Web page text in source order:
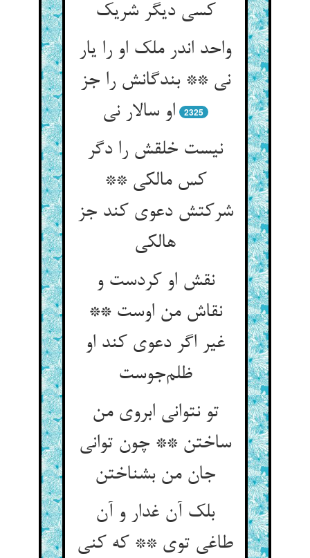
کسی دیگر شریک
واحد اندر ملک او را یار
نی ** بندگانش را جز
او سالار نی
2325
نیست خلقش را دگر
کس مالکی **
شرکتش دعوی کند جز
هالکی
نقش او کردست و
نقاش من اوست **
غیر اگر دعوی کند او
ظلم‌جوست
تو نتوانی ابروی من
ساختن ** چون توانی
جان من بشناختن
بلک آن غدار و آن
طاغی توی ** که کنی